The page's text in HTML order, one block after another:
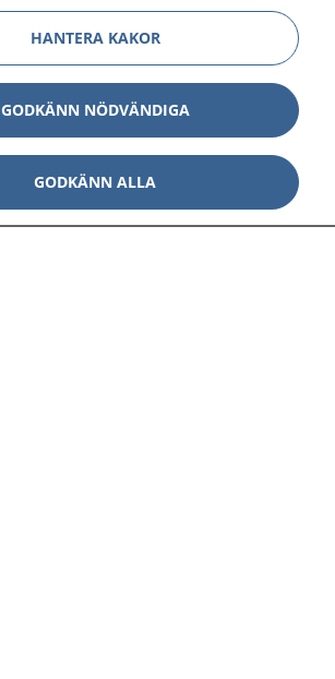
HANTERA KAKOR
GODKÄNN NÖDVÄNDIGA
GODKÄNN ALLA